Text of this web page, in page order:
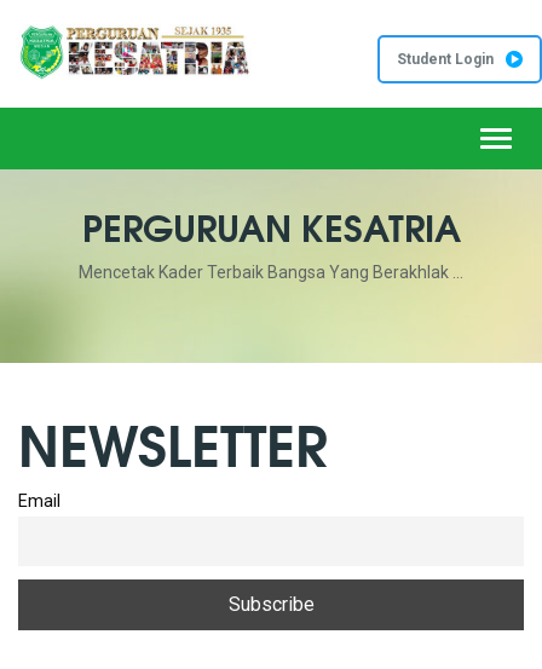
Student Login
PERGURUAN KESATRIA
Mencetak Kader Terbaik Bangsa Yang Berakhlak ...
NEWSLETTER
Email